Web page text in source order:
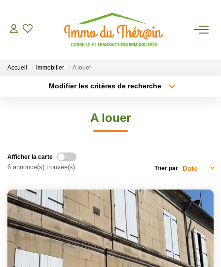
ESTIMER
Accueil Immobilier A louer
Modifier les critères de recherche
A louer
Afficher la carte
6 annonce(s) trouvée(s) Trier par